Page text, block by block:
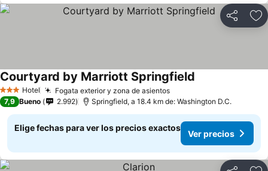
Compartir
3 Estrellas
Hotel Fogata exterior y zona de asientosVer precios
Courtyard by Marriott Springfield
7,9 Bueno 2.992 Springfield, a 18.4 km de: Washington D.C.
Elige fechas para ver los precios exactos
Ver precios